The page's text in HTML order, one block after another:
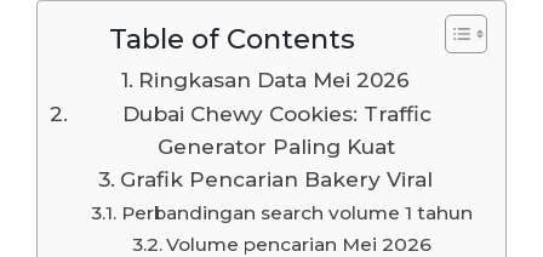
Table of Contents
Ringkasan Data Mei 2026
Dubai Chewy Cookies: Traffic
Generator Paling Kuat
Grafik Pencarian Bakery Viral
Perbandingan search volume 1 tahun
Volume pencarian Mei 2026